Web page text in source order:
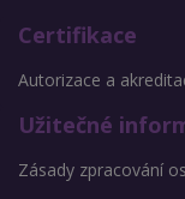
Certifikace
Autorizace a
Užitečné
Zásady zpracování